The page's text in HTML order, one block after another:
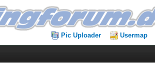
Pic Uploader Usermap